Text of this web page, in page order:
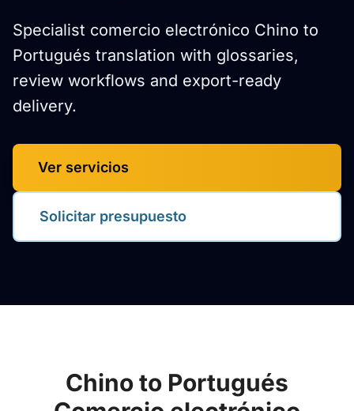
Specialist comercio electrónico Chino to
Portugués translation with glossaries,
review workflows and export-ready
delivery.
Ver servicios
Solicitar presupuesto
Chino to Portugués